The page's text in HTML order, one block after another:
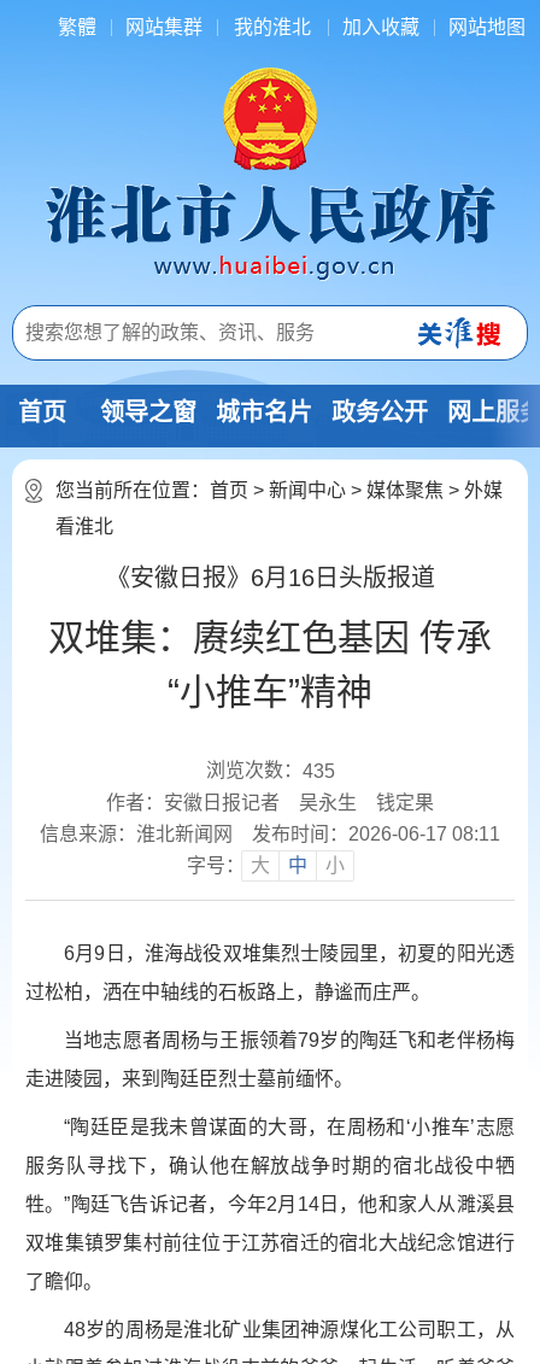
繁體 网站集群 我的淮北 加入收藏 网站地图
首页 领导之窗 城市名片 政务公开 网上服
您当前所在位置： 首页 > 新闻中心 > 媒体聚焦 > 外媒
看淮北
《安徽日报》6月16日头版报道
双堆集：赓续红色基因 传承
“小推车”精神
浏览次数： 435
作者：安徽日报记者 吴永生 钱定果
信息来源：淮北新闻网
发布时间：2026-06-17 08:11
字号：
大 中 小
6月9日，淮海战役双堆集烈士陵园里，初夏的阳光透
过松柏，洒在中轴线的石板路上，静谧而庄严。
当地志愿者周杨与王振领着79岁的陶廷飞和老伴杨梅
走进陵园，来到陶廷臣烈士墓前缅怀。
“陶廷臣是我未曾谋面的大哥，在周杨和‘小推车’志愿
服务队寻找下，确认他在解放战争时期的宿北战役中牺
牲。”陶廷飞告诉记者，今年2月14日，他和家人从濉溪县
双堆集镇罗集村前往位于江苏宿迁的宿北大战纪念馆进行
了瞻仰。
48岁的周杨是淮北矿业集团神源煤化工公司职工，从